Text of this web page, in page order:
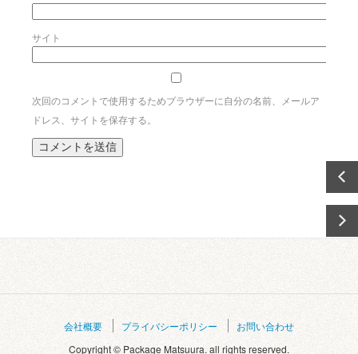
サイト
次回のコメントで使用するためブラウザーに自分の名前、メールア
ドレス、サイトを保存する。
会社概要 プライバシーポリシー
お問い合わせ
Copyright © Package Matsuura. all rights reserved.